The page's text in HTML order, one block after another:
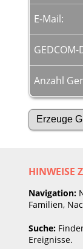
E-Mail:
Anzahl
HINWEISE
Navigation:
Familien,
Suche:
Ereignisse.